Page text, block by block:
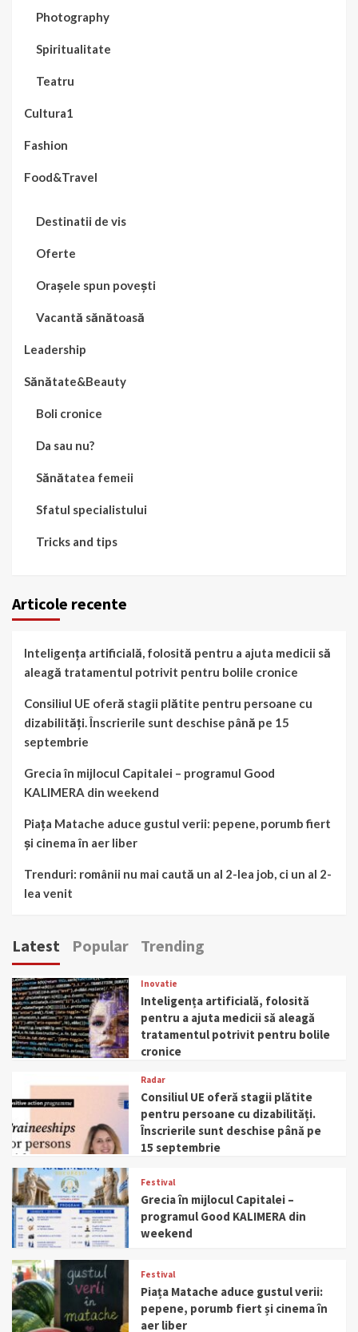
Photography
Spiritualitate
Teatru
Cultura1
Fashion
Food&Travel
Destinatii de vis
Oferte
Orașele spun povești
Vacantă sănătoasă
Leadership
Sănătate&Beauty
Boli cronice
Da sau nu?
Sănătatea femeii
Sfatul specialistului
Tricks and tips
Articole recente
Inteligența artificială, folosită pentru a ajuta medicii să
aleagă tratamentul potrivit pentru bolile cronice
Consiliul UE oferă stagii plătite pentru persoane cu
dizabilități. Înscrierile sunt deschise până pe 15
septembrie
Grecia în mijlocul Capitalei – programul Good
KALIMERA din weekend
Piața Matache aduce gustul verii: pepene, porumb fiert
și cinema în aer liber
Trenduri: românii nu mai caută un al 2-lea job, ci un al 2-
lea venit
Latest Popular Trending
Inovatie
Inteligența artificială, folosită
pentru a ajuta medicii să aleagă
tratamentul potrivit pentru bolile
cronice
Radar
Consiliul UE oferă stagii plătite
pentru persoane cu dizabilități.
Înscrierile sunt deschise până pe
15 septembrie
Festival
Grecia în mijlocul Capitalei –
programul Good KALIMERA din
weekend
Festival
Piața Matache aduce gustul verii:
pepene, porumb fiert și cinema în
aer liber